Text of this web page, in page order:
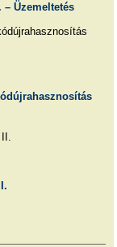
– Üzemeltetés